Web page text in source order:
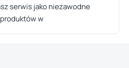
serwis jako niezawodne
w